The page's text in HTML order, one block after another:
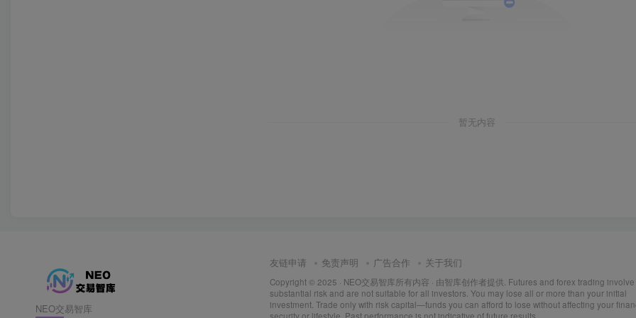
暂无内容
NEO交易智库
友链申请 免责声明 广告合作 关于我们
Copyright © 2025 · NEO交易智库所有内容 · 由智库创作者提供. Futures and forex trading involve
substantial risk and are not suitable for all investors. You may lose all or more than your initial
investment. Trade only with risk capital—funds you can afford to lose without affecting your